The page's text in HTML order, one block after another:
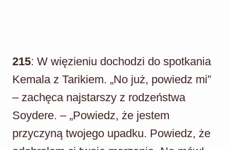
215: W więzieniu dochodzi do spotkania
Kemala z Tarikiem. „No już, powiedz mi”
– zachęca najstarszy z rodzeństwa
Soydere. – „Powiedz, że jestem
przyczyną twojego upadku. Powiedz, że